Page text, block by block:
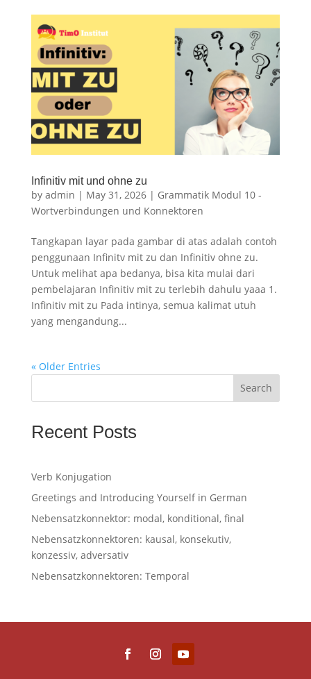
Infinitiv mit und ohne zu
by admin | May 31, 2026| Grammatik Modul 10 -
Wortverbindungen und Konnektoren
Tangkapan layar pada gambar di atas adalah contoh
penggunaan Infinitv mit zu dan Infinitiv ohne zu.
Untuk melihat apa bedanya, bisa kita mulai dari
pembelajaran Infinitiv mit zu terlebih dahulu yaaa 1.
Infinitiv mit zu Pada intinya, semua kalimat utuh
yang mengandung...
« Older Entries
Search
Recent Posts
Verb Konjugation
Greetings and Introducing Yourself in German
Nebensatzkonnektor: modal, konditional, final
Nebensatzkonnektoren: kausal, konsekutiv,
konzessiv, adversativ
Nebensatzkonnektoren: Temporal